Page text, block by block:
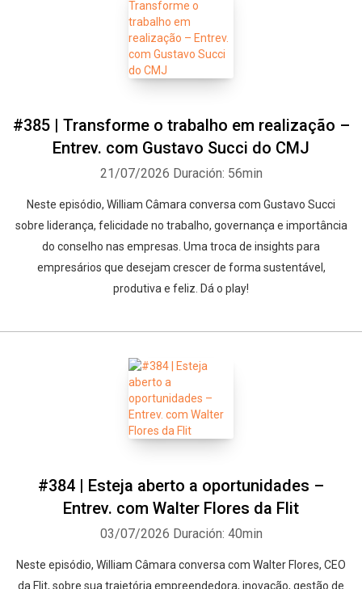
#385 | Transforme o trabalho em realização –
Entrev. com Gustavo Succi do CMJ
21/07/2026 Duración: 56min
Neste episódio, William Câmara conversa com Gustavo Succi
sobre liderança, felicidade no trabalho, governança e importância
do conselho nas empresas. Uma troca de insights para
empresários que desejam crescer de forma sustentável,
produtiva e feliz. Dá o play!
#384 | Esteja aberto a oportunidades –
Entrev. com Walter Flores da Flit
03/07/2026 Duración: 40min
Neste episódio, William Câmara conversa com Walter Flores, CEO
da Flit, sobre sua trajetória empreendedora, inovação, gestão de